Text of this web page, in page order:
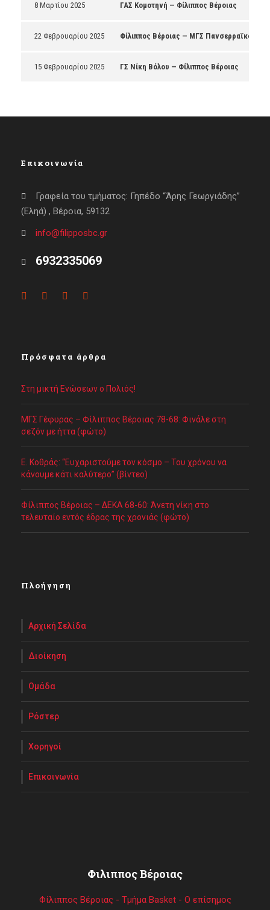
8 Μαρτίου 2025 ΓΑΣ Κομοτηνή — Φίλιππος Βέροιας
22 Φεβρουαρίου 2025 Φίλιππος Βέροιας — ΜΓΣ Πανσερραϊκός
15 Φεβρουαρίου 2025 ΓΣ Νίκη Βόλου — Φίλιππος Βέροιας
Επικοινωνία
Γραφεία του τμήματος: Γηπέδο “Άρης Γεωργιάδης”
(Εληά) , Βέροια, 59132
info@filipposbc.gr
6932335069
Πρόσφατα άρθρα
Στη μικτή Ενώσεων ο Πολιός!
ΜΓΣ Γέφυρας – Φίλιππος Βέροιας 78-68: Φινάλε στη
σεζόν με ήττα (φώτο)
Ε. Κοθράς: “Ευχαριστούμε τον κόσμο – Του χρόνου να
κάνουμε κάτι καλύτερο” (βίντεο)
Φίλιππος Βέροιας – ΔΕΚΑ 68-60: Άνετη νίκη στο
τελευταίο εντός έδρας της χρονιάς (φώτο)
Πλοήγηση
Αρχική Σελίδα
Διοίκηση
Ομάδα
Ρόστερ
Χορηγοί
Επικοινωνία
Φιλιππος Βέροιας
Φίλιππος Βέροιας - Τμήμα Basket - Ο επίσημος